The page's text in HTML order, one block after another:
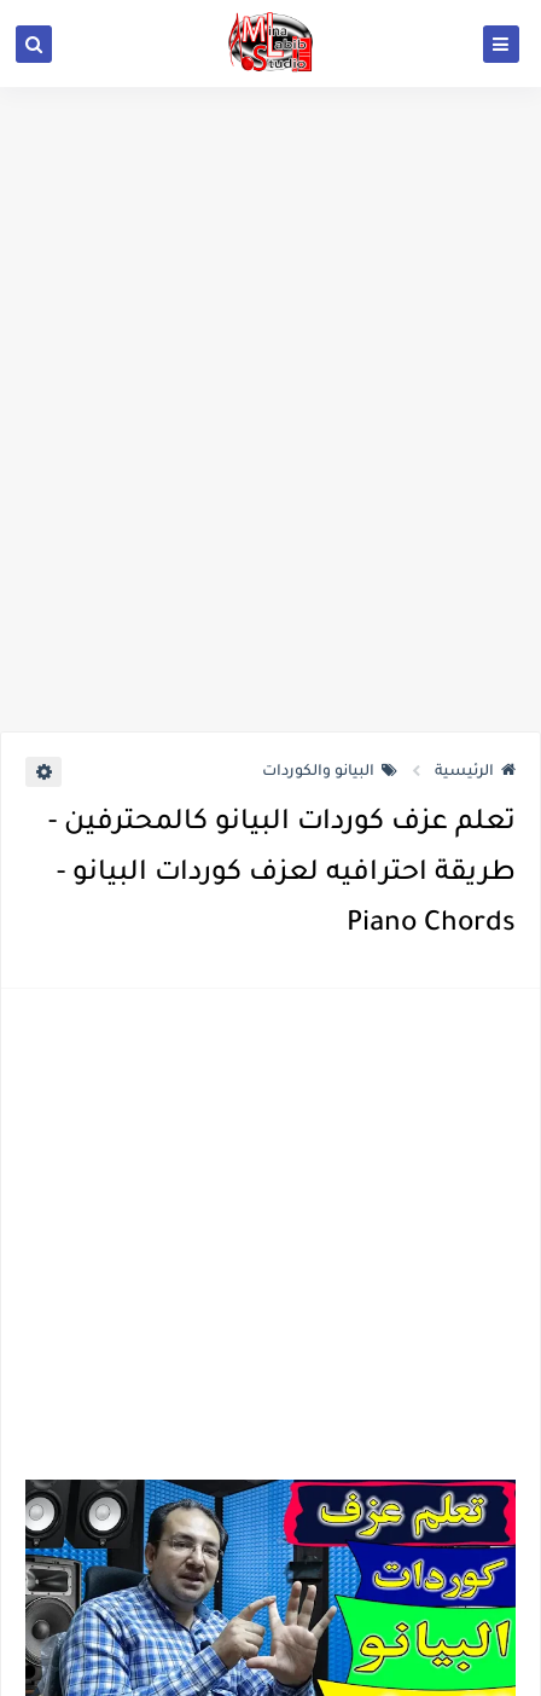
google.com, pub-6415693517272290, DIRECT,
f08c47fec0942fa0
الرئيسية البيانو والكوردات
تعلم عزف كوردات البيانو كالمحترفين -
طريقة احترافيه لعزف كوردات البيانو -
Piano Chords